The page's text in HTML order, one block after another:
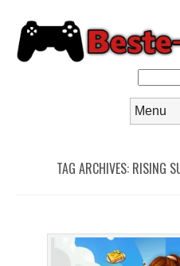
TAG ARCHIVES: RISING